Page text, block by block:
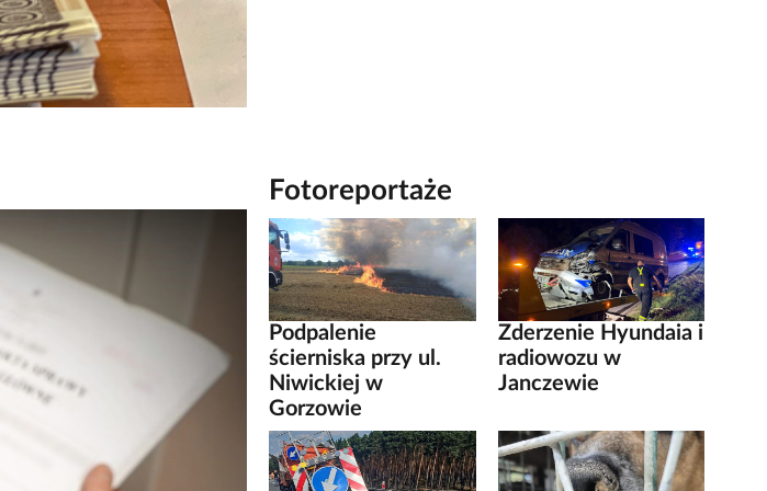
Fotoreportaże
Podpalenie
ścierniska przy ul.
Niwickiej w
Gorzowie
Zderzenie Hyundaia i
radiowozu w
Janczewie